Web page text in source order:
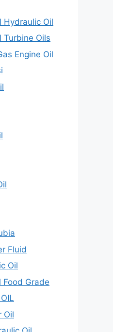
Hydraulic Oil
Turbine Oils
Engine Oil
Fluid
Oil
Food Grade
Oil